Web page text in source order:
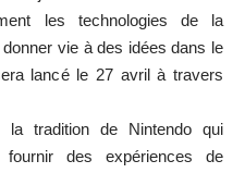
les technologies de la
vie à des idées dans le
lancé le 27 avril à travers
la tradition de Nintendo qui
fournir des expériences de